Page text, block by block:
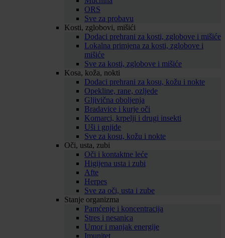
ORS
Sve za probavu
Kosti, zglobovi, mišići
Dodaci prehrani za kosti, zglobove i mišiće
Lokalna primjena za kosti, zglobove i
mišiće
Sve za kosti, zglobove i mišiće
Kosa, koža, nokti
Dodaci prehrani za kosu, kožu i nokte
Opekline, rane, ozljede
Gljivična oboljenja
Bradavice i kurje oči
Komarci, krpelji i drugi insekti
Uši i gnjide
Sve za kosu, kožu i nokte
Oči, usta, zubi
Oči i kontaktne leće
Higijena usta i zubi
Afte
Herpes
Sve za oči, usta i zube
Stanje organizma
Pamćenje i koncentracija
Stres i nesanica
Umor i manjak energije
Imunitet